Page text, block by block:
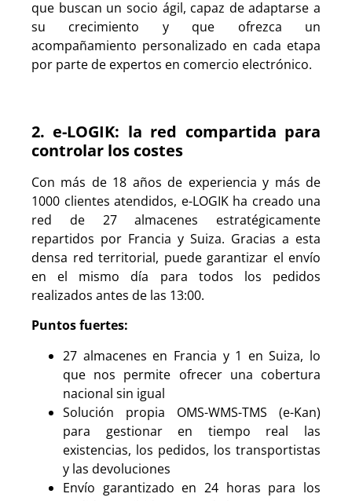
que buscan un socio ágil, capaz de adaptarse a
su crecimiento y que ofrezca un
acompañamiento personalizado en cada etapa
por parte de expertos en comercio electrónico.
2. e-LOGIK: la red compartida para
controlar los costes
Con más de 18 años de experiencia y más de
1000 clientes atendidos, e-LOGIK ha creado una
red de 27 almacenes estratégicamente
repartidos por Francia y Suiza. Gracias a esta
densa red territorial, puede garantizar el envío
en el mismo día para todos los pedidos
realizados antes de las 13:00.
Puntos fuertes:
27 almacenes en Francia y 1 en Suiza, lo
que nos permite ofrecer una cobertura
nacional sin igual
Solución propia OMS-WMS-TMS (e-Kan)
para gestionar en tiempo real las
existencias, los pedidos, los transportistas
y las devoluciones
Envío garantizado en 24 horas para los